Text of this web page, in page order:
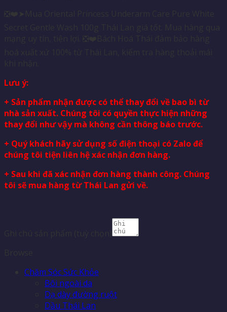
Lưu ý:
+ Sản phẩm nhận được có thể thay đổi về bao bì từ
nhà sản xuất. Chúng tôi có quyền thực hiện những
thay đổi như vậy mà không cần thông báo trước.
+ Quý khách hãy sử dụng số điện thoại có Zalo để
chúng tôi tiện liên hệ xác nhận đơn hàng.
+ Sau khi đã xác nhận đơn hàng thành công. Chúng
tôi sẽ mua hàng từ Thái Lan gửi về.
Chăm Sóc Sức Khỏe
Bôi ngoài da
Dạ dày đường ruột
Dầu Thái Lan